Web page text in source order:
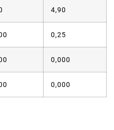
4,90
0,25
0,000
0,000